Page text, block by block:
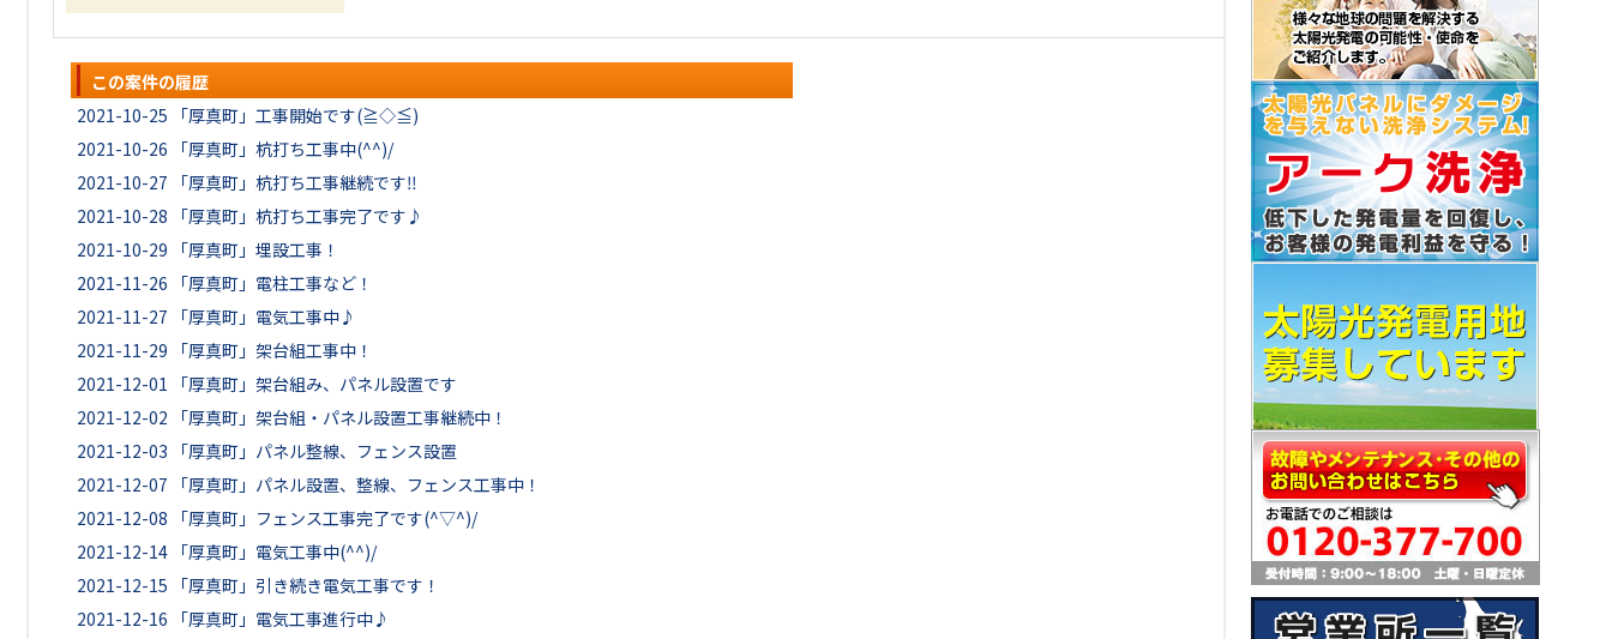
この案件の履歴
2021-10-25
「厚真町」工事開始です(≧◇≦)
2021-10-26
「厚真町」杭打ち工事中(^^)/
2021-10-27
「厚真町」杭打ち工事継続です‼
2021-10-28
「厚真町」杭打ち工事完了です♪
2021-10-29
「厚真町」埋設工事！
2021-11-26
「厚真町」電柱工事など！
2021-11-27
「厚真町」電気工事中♪
2021-11-29
「厚真町」架台組工事中！
2021-12-01
「厚真町」架台組み、パネル設置です
2021-12-02
「厚真町」架台組・パネル設置工事継続中！
2021-12-03
「厚真町」パネル整線、フェンス設置
2021-12-07
「厚真町」パネル設置、整線、フェンス工事中！
2021-12-08
「厚真町」フェンス工事完了です(^▽^)/
2021-12-14 「厚真町」電気工事中(^^)/
2021-12-15
「厚真町」引き続き電気工事です！
2021-12-16
「厚真町」電気工事進行中♪